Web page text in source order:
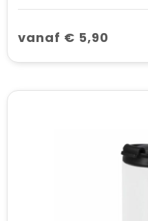
vanaf € 5,90